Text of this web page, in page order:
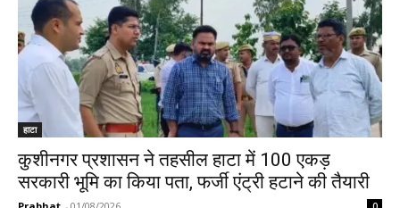
हाटा
कुशीनगर प्रशासन ने तहसील हाटा में 100 एकड़
सरकारी भूमि का किया पता, फर्जी एंट्री हटाने की तैयारी